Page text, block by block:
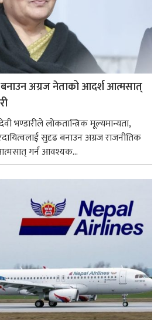
अग्रज नेताको आदर्श आत्मसात्
भण्डारीले लोकतान्त्रिक मूल्यमान्यता,
सुदृढ बनाउन अग्रज राजनीतिक
गर्न आवश्यक...